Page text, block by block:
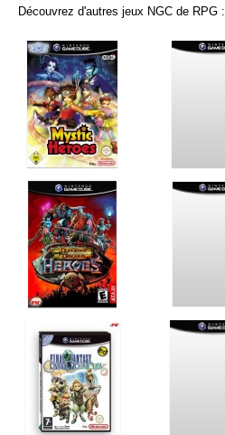
Découvrez d'autres jeux NGC de RPG :